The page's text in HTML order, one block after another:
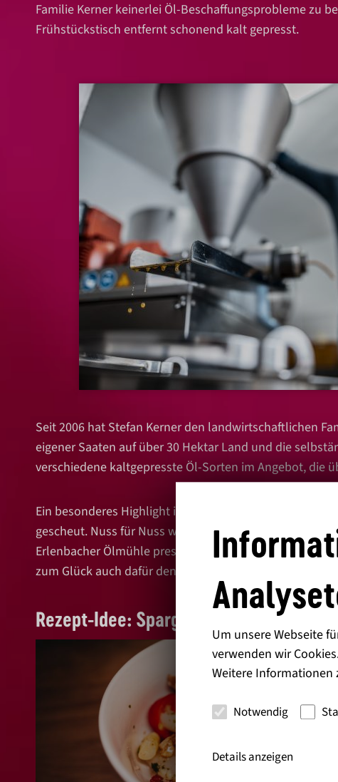
Familie Kerner keinerlei Öl-Beschaffungsprobleme zu
Frühstückstisch entfernt schonend kalt gepresst.
Seit 2006 hat Stefan Kerner den landwirtschaftlichen
eigener Saaten auf über 30 Hektar Land und die
verschiedene kaltgepresste Öl-Sorten im Angebot, die
Ein besonderes Highlight im Sortiment ist definitiv das
gescheut. Nuss für Nuss werden die Walnüsse aus
Erlenbacher Ölmühle presst Stefan Kerner dann
zum Glück auch dafür den passenden Wein im Keller:
Rezept-Idee: Spargelsalat mit Walnüssen
Um unsere Webseite
verwenden wir
Weitere Informationen
Notwendig
Details anzeigen